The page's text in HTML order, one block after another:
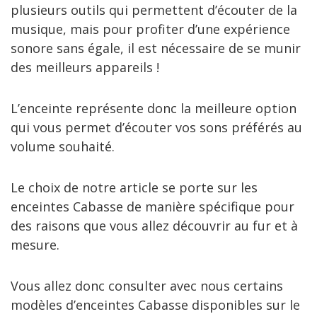
plusieurs outils qui permettent d’écouter de la
musique, mais pour profiter d’une expérience
sonore sans égale, il est nécessaire de se munir
des meilleurs appareils !
L’enceinte représente donc la meilleure option
qui vous permet d’écouter vos sons préférés au
volume souhaité.
Le choix de notre article se porte sur les
enceintes Cabasse de manière spécifique pour
des raisons que vous allez découvrir au fur et à
mesure.
Vous allez donc consulter avec nous certains
modèles d’enceintes Cabasse disponibles sur le